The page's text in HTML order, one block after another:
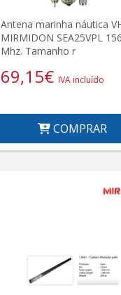
Antena marinha náutica
MIRMIDON SEA25VPL
Mhz. Tamanho r
69,15€ IVA incluído
COMPRAR